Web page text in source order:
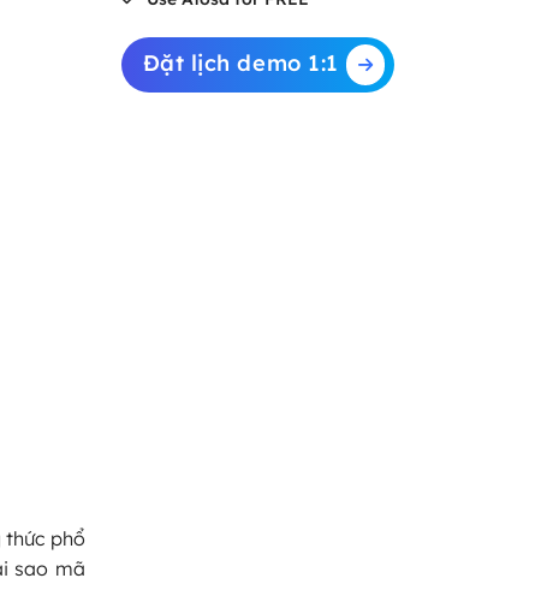
phổ
sao mã
Đặt lịch demo 1:1